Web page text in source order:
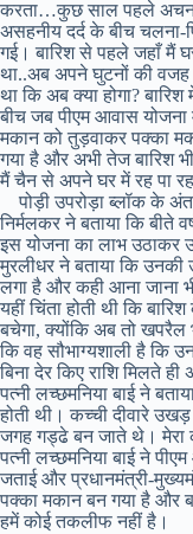
करता…कुछ साल पहले
असहनीय दर्द के बीच चलना-
गई। बारिश से पहले जहाँ मैं
था..अब अपने घुटनों की
था कि अब क्या होगा?
बीच जब पीएम आवास
मकान को तुड़वाकर पक्का
गया है और अभी तेज बारिश
मैं चैन से अपने घर में रह पा
पोड़ी उपरोड़ा ब्लॉक के
निर्मलकर ने बताया कि बीते
इस योजना का लाभ उठाकर
मुरलीधर ने बताया कि उनकी
लगा है और कही आना जाना
यहीं चिंता होती थी कि
बचेगा, क्योंकि अब तो खपरैल
कि वह सौभाग्यशाली है कि
बिना देर किए राशि मिलते
पत्नी लच्छमनिया बाई ने
होती थी। कच्ची दीवारे
जगह गड्ढे बन जाते थे। मेरा
पत्नी लच्छमनिया बाई ने
जताई और प्रधानमंत्री-
पक्का मकान बन गया है और
हमें कोई तकलीफ नहीं है।